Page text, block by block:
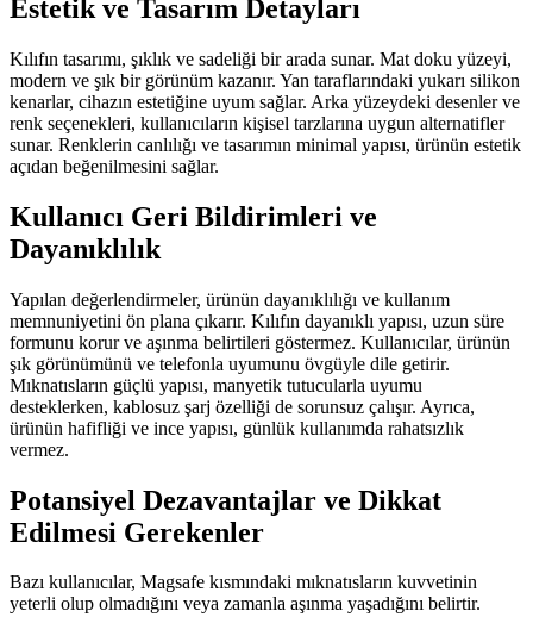
Estetik ve Tasarım Detayları
Kılıfın tasarımı, şıklık ve sadeliği bir arada sunar. Mat doku yüzeyi,
modern ve şık bir görünüm kazanır. Yan taraflarındaki yukarı silikon
kenarlar, cihazın estetiğine uyum sağlar. Arka yüzeydeki desenler ve
renk seçenekleri, kullanıcıların kişisel tarzlarına uygun alternatifler
sunar. Renklerin canlılığı ve tasarımın minimal yapısı, ürünün estetik
açıdan beğenilmesini sağlar.
Kullanıcı Geri Bildirimleri ve
Dayanıklılık
Yapılan değerlendirmeler, ürünün dayanıklılığı ve kullanım
memnuniyetini ön plana çıkarır. Kılıfın dayanıklı yapısı, uzun süre
formunu korur ve aşınma belirtileri göstermez. Kullanıcılar, ürünün
şık görünümünü ve telefonla uyumunu övgüyle dile getirir.
Mıknatısların güçlü yapısı, manyetik tutucularla uyumu
desteklerken, kablosuz şarj özelliği de sorunsuz çalışır. Ayrıca,
ürünün hafifliği ve ince yapısı, günlük kullanımda rahatsızlık
vermez.
Potansiyel Dezavantajlar ve Dikkat
Edilmesi Gerekenler
Bazı kullanıcılar, Magsafe kısmındaki mıknatısların kuvvetinin
yeterli olup olmadığını veya zamanla aşınma yaşadığını belirtir.